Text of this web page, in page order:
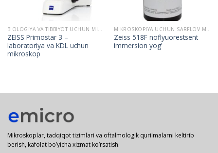
ZEISS Primostar 3 –
laboratoriya va KDL uchun
mikroskop
Zeiss 518F noflyuorestsent
immersion yog’
Mikroskoplar, tadqiqot tizimlari va oftalmologik qurilmalarni keltirib
berish, kafolat bo’yicha xizmat ko’rsatish.